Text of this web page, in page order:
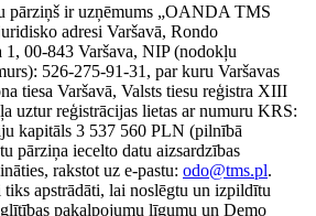
pārziņš ir uzņēmums „OANDA TMS
adresi Varšavā, Rondo
1, 00-843 Varšava, NIP (nodokļu
526-275-91-31, par kuru Varšavas
tiesa Varšavā, Valsts tiesu reģistra XIII
uztur reģistrācijas lietas ar numuru KRS:
kapitāls 3 537 560 PLN (pilnībā
pārziņa iecelto datu aizsardzības
rakstot uz e-pastu: odo@tms.pl.
tiks apstrādāti, lai noslēgtu un izpildītu
pakalpojumu līgumu un Demo